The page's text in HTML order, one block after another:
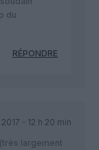
du
RÉPONDRE
2017 - 12 h 20 min
largement